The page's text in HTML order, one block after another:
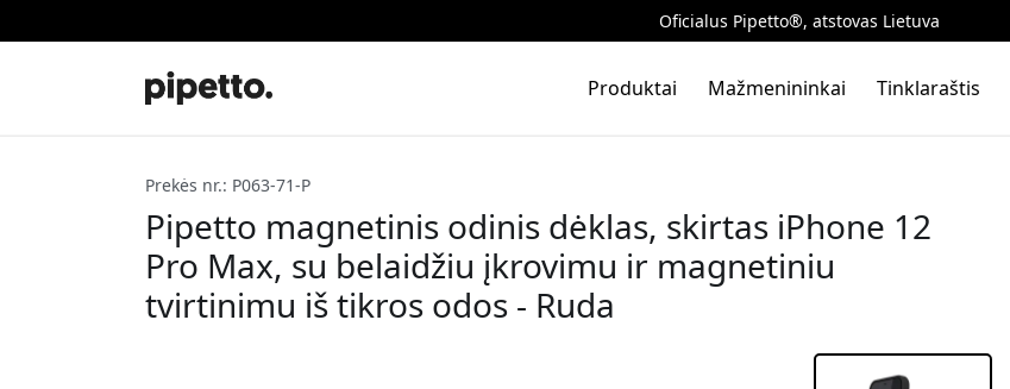
Oficialus Pipetto®, atstovas Lietuva
Produktai Mažmenininkai Tinklaraštis
Prekės nr.: P063-71-P
Pipetto magnetinis odinis dėklas, skirtas iPhone 12
Pro Max, su belaidžiu įkrovimu ir magnetiniu
tvirtinimu iš tikros odos - Ruda